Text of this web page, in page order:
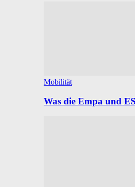
Mobilität
Was die Empa und